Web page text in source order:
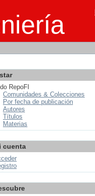
RepoFI
Comunidades & Colecciones
Por fecha de publicación
Autores
Títulos
Materias
cuenta